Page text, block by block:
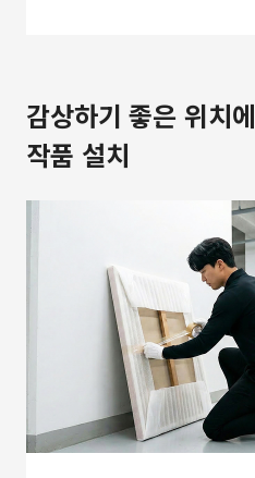
감상하기 좋은 위치에
작품 설치